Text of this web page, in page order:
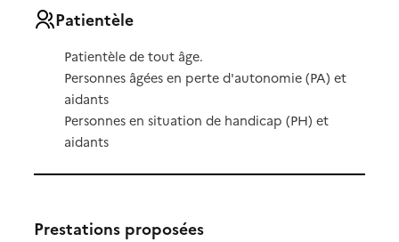
Patientèle
Patientèle de tout âge.
Personnes âgées en perte d'autonomie (PA) et
aidants
Personnes en situation de handicap (PH) et
aidants
Prestations proposées